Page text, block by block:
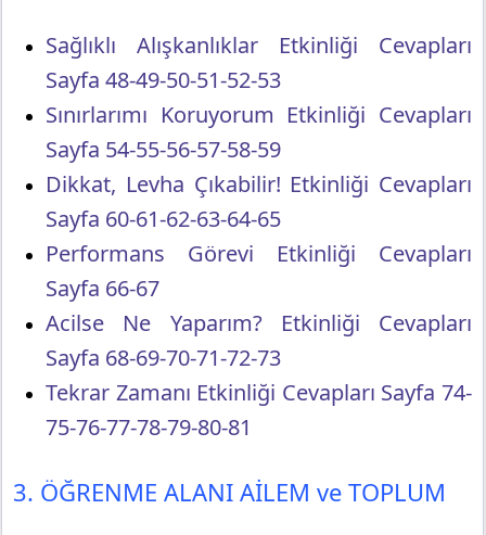
Sağlıklı Alışkanlıklar Etkinliği Cevapları
Sayfa 48-49-50-51-52-53
Sınırlarımı Koruyorum Etkinliği Cevapları
Sayfa 54-55-56-57-58-59
Dikkat, Levha Çıkabilir! Etkinliği Cevapları
Sayfa 60-61-62-63-64-65
Performans Görevi Etkinliği Cevapları
Sayfa 66-67
Acilse Ne Yaparım? Etkinliği Cevapları
Sayfa 68-69-70-71-72-73
Tekrar Zamanı Etkinliği Cevapları Sayfa 74-
75-76-77-78-79-80-81
3. ÖĞRENME ALANI AİLEM ve TOPLUM